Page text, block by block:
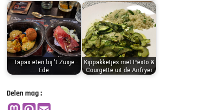
Tapas eten bij 't Zusje
Ede
Kippakketjes met Pesto &
Courgette uit de Airfryer
Delen mag :